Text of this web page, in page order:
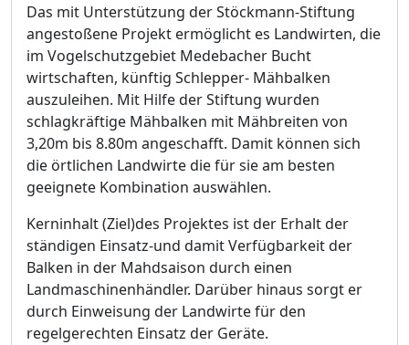
Das mit Unterstützung der Stöckmann-Stiftung
angestoßene Projekt ermöglicht es Landwirten, die
im Vogelschutzgebiet Medebacher Bucht
wirtschaften, künftig Schlepper- Mähbalken
auszuleihen. Mit Hilfe der Stiftung wurden
schlagkräftige Mähbalken mit Mähbreiten von
3,20m bis 8.80m angeschafft. Damit können sich
die örtlichen Landwirte die für sie am besten
geeignete Kombination auswählen.
Kerninhalt (Ziel)des Projektes ist der Erhalt der
ständigen Einsatz-und damit Verfügbarkeit der
Balken in der Mahdsaison durch einen
Landmaschinenhändler. Darüber hinaus sorgt er
durch Einweisung der Landwirte für den
regelgerechten Einsatz der Geräte.